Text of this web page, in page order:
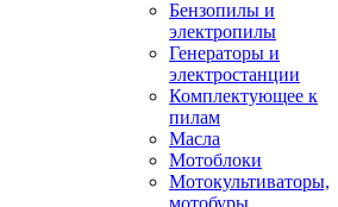
Бензопилы и
электропилы
Генераторы и
электростанции
Комплектующее к
пилам
Масла
Мотоблоки
Мотокультиваторы,
мотобуры